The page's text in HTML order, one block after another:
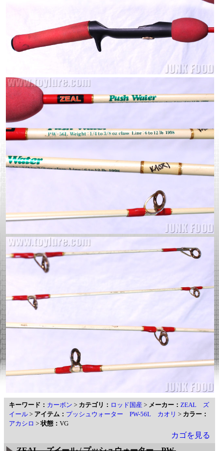
キーワード： カーボン > カテゴリ： ロッド国産 > メーカー： ZEAL ズ
イール > アイテム： プッシュウォーター PW-56L カオリ > カラー：
アカシロ >状態： VG
カゴを見る